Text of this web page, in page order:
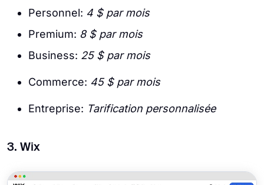
Personnel: 4 $ par mois
Premium: 8 $ par mois
Business: 25 $ par mois
Commerce: 45 $ par mois
Entreprise: Tarification personnalisée
3. Wix